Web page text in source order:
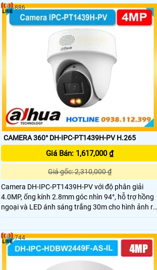
hợp mic, nguồn DC12V/PoE, chuẩn bảo vệ IP67
IK10.
CAMERA 360° DH-IPC-PT1439H-PV H.265
Giá Bán: 1,617,000 ₫
Giá gốc: 2,310,000 ₫
Camera DH-IPC-PT1439H-PV với độ phân giải
4.0MP, ống kính 2.8mm góc nhìn 94°, hỗ trợ hồng
ngoại và LED ánh sáng trắng 30m cho hình ảnh rõ
nét cả ngày lẫn đêm. Tích hợp PTZ xoay ngang
đèn chớp, có mic và đàm thoại 2 chiều.
886
744